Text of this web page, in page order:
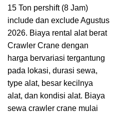
15 Ton pershift (8 Jam)
include dan exclude Agustus
2026. Biaya rental alat berat
Crawler Crane dengan
harga bervariasi tergantung
pada lokasi, durasi sewa,
type alat, besar kecilnya
alat, dan kondisi alat. Biaya
sewa crawler crane mulai